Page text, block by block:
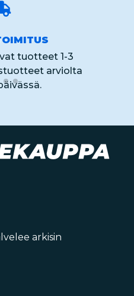
tuotteet 1-3
arviolta
arkisin